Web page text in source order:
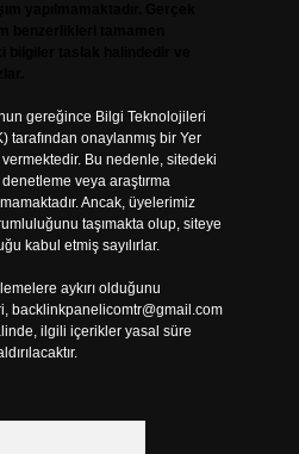
gereğince Bilgi Teknolojileri
tarafından onaylanmış bir Yer
vermektedir. Bu nedenle, sitedeki
veya araştırma
Ancak, üyelerimiz
taşımakta olup, siteye
kabul etmiş sayılırlar.
aykırı olduğunu
backlinkpanelicomtr@gmail.com
ilgili içerikler yasal süre